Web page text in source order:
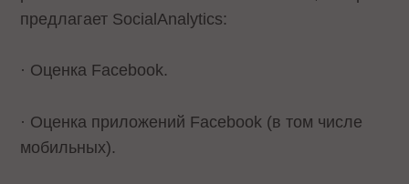
предлагает SocialAnalytics:
· Оценка Facebook.
· Оценка приложений Facebook (в том числе
мобильных).